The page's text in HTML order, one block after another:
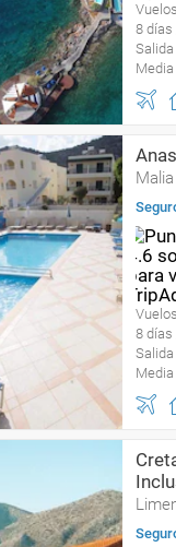
8 días
Malia
8 días